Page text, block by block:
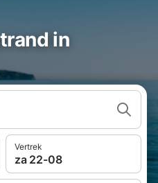
in
Vertrek
za 22-08